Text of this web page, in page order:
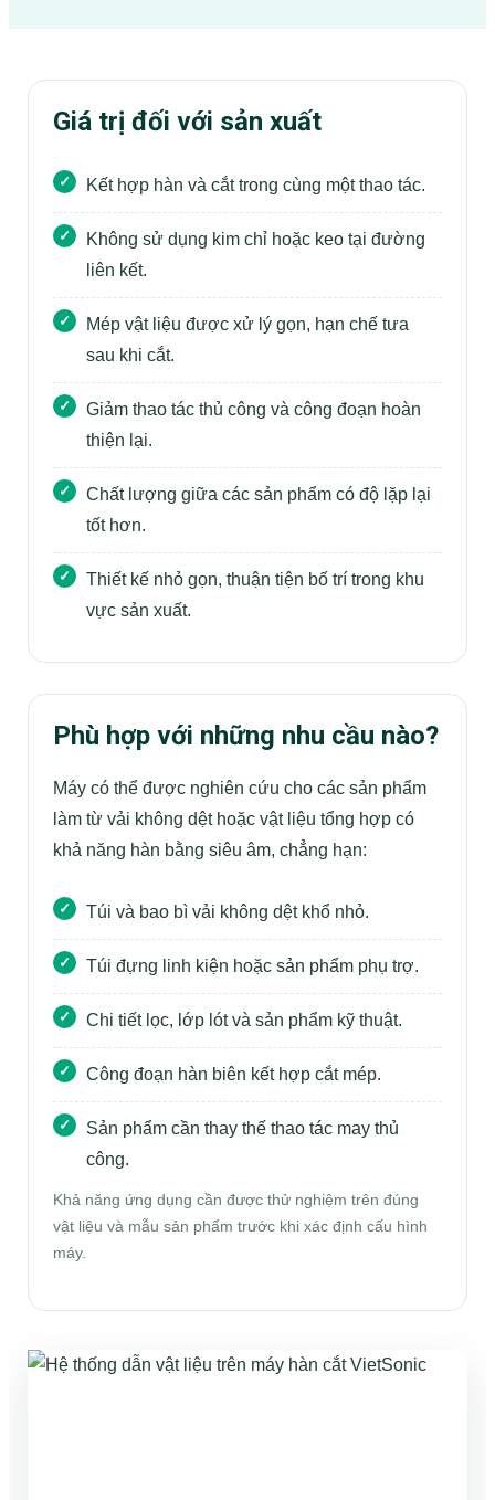
Giá trị đối với sản xuất
Kết hợp hàn và cắt trong cùng một thao tác.
Không sử dụng kim chỉ hoặc keo tại đường
liên kết.
Mép vật liệu được xử lý gọn, hạn chế tưa
sau khi cắt.
Giảm thao tác thủ công và công đoạn hoàn
thiện lại.
Chất lượng giữa các sản phẩm có độ lặp lại
tốt hơn.
Thiết kế nhỏ gọn, thuận tiện bố trí trong khu
vực sản xuất.
Phù hợp với những nhu cầu nào?
Máy có thể được nghiên cứu cho các sản phẩm
làm từ vải không dệt hoặc vật liệu tổng hợp có
khả năng hàn bằng siêu âm, chẳng hạn:
Túi và bao bì vải không dệt khổ nhỏ.
Túi đựng linh kiện hoặc sản phẩm phụ trợ.
Chi tiết lọc, lớp lót và sản phẩm kỹ thuật.
Công đoạn hàn biên kết hợp cắt mép.
Sản phẩm cần thay thế thao tác may thủ
công.
Khả năng ứng dụng cần được thử nghiệm trên đúng
vật liệu và mẫu sản phẩm trước khi xác định cấu hình
máy.